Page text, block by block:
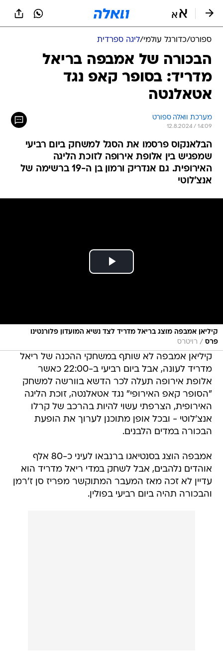
ספורט/כדורגל עולמי/ליגה ספרדית
הבכורה של אמבפה בריאל
מדריד: בסופר קאפ נגד
אטאלנטה
מערכת וואלה ספורט
12.8.2024 / 14:09
הבלאנקוס פרסמו את הסגל למשחק ביום רביעי
שמפגיש בין אלופת אירופה לזוכת הליגה
האירופית. גם אנדריק ורמון בן ה-19 ברשימה של
אנצ'לוטי
קיליאן אמבפה מוצג בריאל מדריד לצד נשיא המועדון פלורנטינו
פרס / רויטרס
קיליאן אמבפה לא שותף במשחקי ההכנה של ריאל
מדריד לעונה, אבל ביום רביעי ב-22:00 כאשר
אלופת אירופה תעלה לכר הדשא בוורשה למשחק
"הסופר קאפ האירופי" נגד אטאלנטה, זוכת הליגה
האירופית, הצרפתי עשוי להיות בהרכב של קרלו
אנצ'לוטי - ובכל אופן מתוכנן לערוך את הופעת
הבכורה במדים הלבנים.
אמבפה הוצג בסנטיאגו ברנבאו לעיני כ-80 אלף
אוהדים נלהבים, אבל לשחק במדי ריאל מדריד הוא
עדיין לא זכה מאז המעבר המתוקשר מפריז סן ז'רמן
והבכורה תהיה ביום רביעי בפולין.